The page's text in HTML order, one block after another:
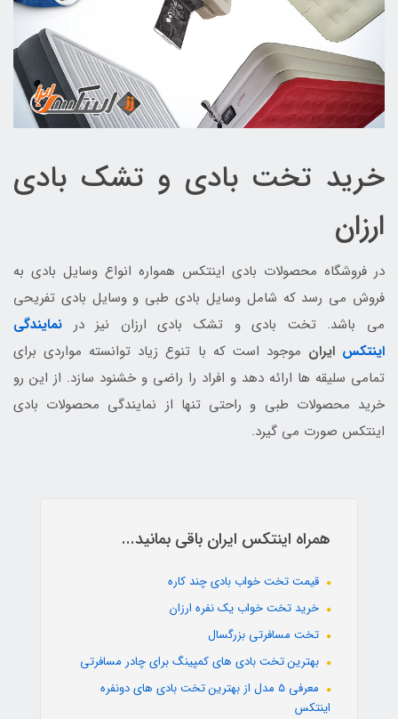
خرید تخت بادی و تشک بادی
ارزان
در فروشگاه محصولات بادی اینتکس همواره انواع وسایل بادی به
فروش می رسد که شامل وسایل بادی طبی و وسایل بادی تفریحی
می باشد. تخت بادی و تشک بادی ارزان نیز در نمایندگی
اینتکس ایران موجود است که با تنوع زیاد توانسته مواردی برای
تمامی سلیقه ها ارائه دهد و افراد را راضی و خشنود سازد. از این رو
خرید محصولات طبی و راحتی تنها از نمایندگی محصولات بادی
اینتکس صورت می گیرد.
همراه اینتکس ایران باقی بمانید...
قیمت تخت خواب بادی چند کاره
خرید تخت خواب یک نفره ارزان
تخت مسافرتی بزرگسال
بهترین تخت بادی های کمپینگ برای چادر مسافرتی
معرفی 5 مدل از بهترین تخت بادی های دونفره
اینتکس